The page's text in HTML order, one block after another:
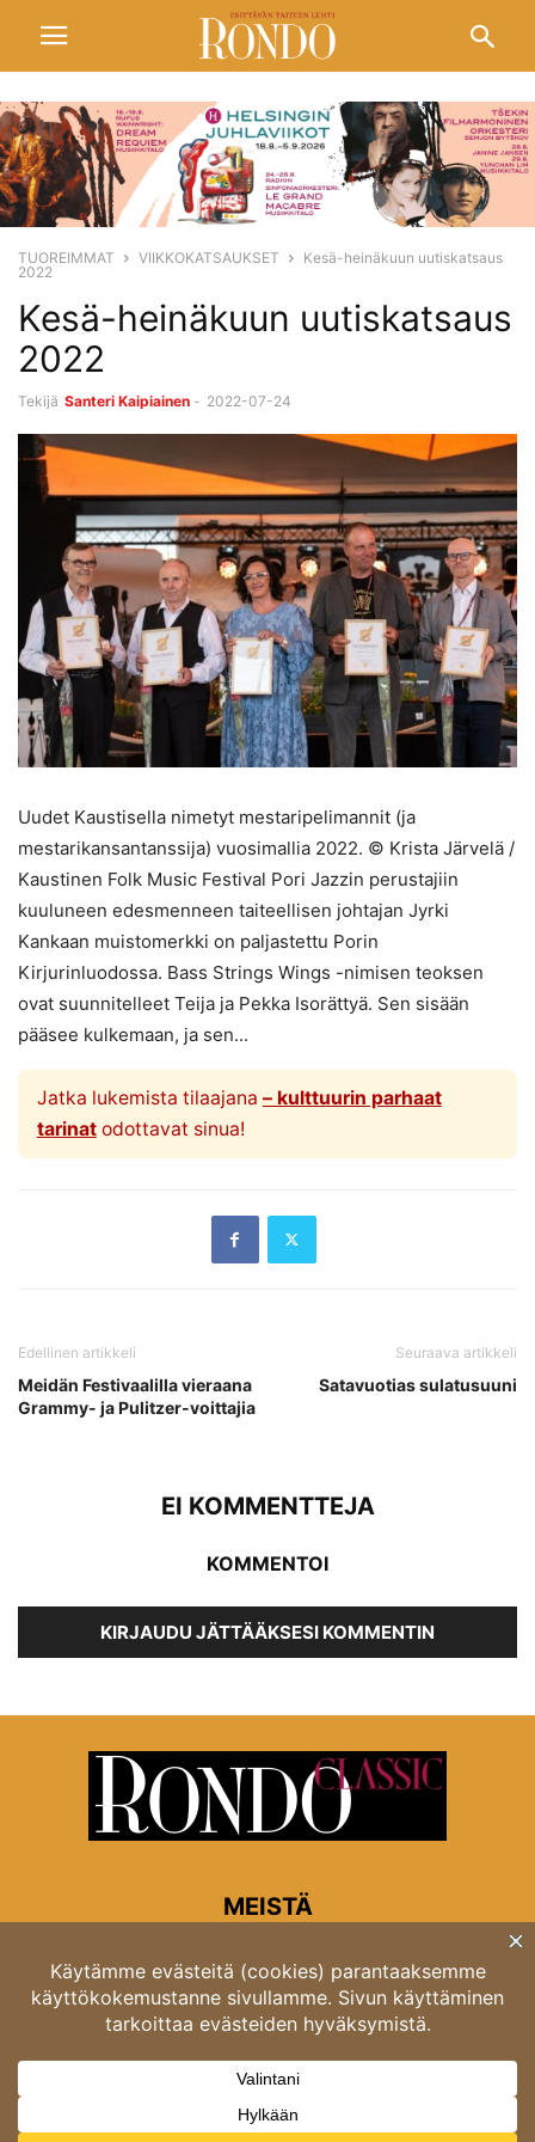
TUOREIMMAT VIIKKOKATSAUKSET
Kesä-heinäkuun uutiskatsaus
2022
Kesä-heinäkuun uutiskatsaus
2022
Tekijä Santeri Kaipiainen - 2022-07-24
Uudet Kaustisella nimetyt mestaripelimannit (ja
mestarikansantanssija) vuosimallia 2022. © Krista Järvelä /
Kaustinen Folk Music Festival Pori Jazzin perustajiin
kuuluneen edesmenneen taiteellisen johtajan Jyrki
Kankaan muistomerkki on paljastettu Porin
Kirjurinluodossa. Bass Strings Wings -nimisen teoksen
ovat suunnitelleet Teija ja Pekka Isorättyä. Sen sisään
pääsee kulkemaan, ja sen...
Jatka lukemista tilaajana – kulttuurin parhaat
tarinatodottavat sinua!
Edellinen artikkeli
Meidän Festivaalilla vieraana
Grammy- ja Pulitzer-voittajia
Seuraava artikkeli
Satavuotias sulatusuuni
EI KOMMENTTEJA
KOMMENTOI
KIRJAUDU JÄTTÄÄKSESI KOMMENTIN
MEISTÄ
Rondon toimitus
Opastinsilta 6A 00520 Helsinki
Asiakaspalvelu: puh. 03 4246 5318
asiakaspalvelu@rondo.fi
Ota meihin yhteyttä:toimitus@rondo.fi